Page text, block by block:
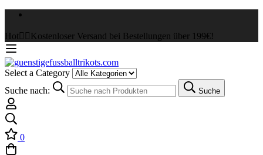
Hot ✌🏼Kostenloser Versand bei Bestellungen über 199€!
Select a Category
Suche nach:
Suche
0